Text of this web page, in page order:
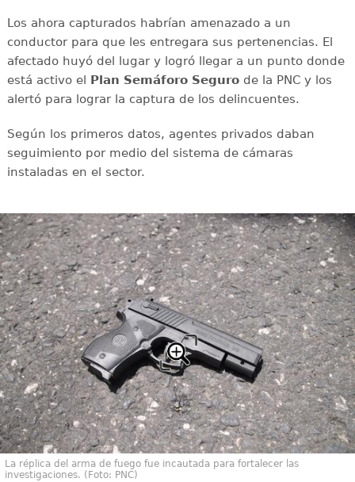
Los ahora capturados habrían amenazado a un
conductor para que les entregara sus pertenencias. El
afectado huyó del lugar y logró llegar a un punto donde
está activo el
Plan Semáforo Segurode la PNC y los
alertó para lograr la captura de los delincuentes.
Según los primeros datos, agentes privados daban
seguimiento por medio del sistema de cámaras
instaladas en el sector.
La réplica del arma de fuego fue incautada para fortalecer las
investigaciones. (Foto: PNC)